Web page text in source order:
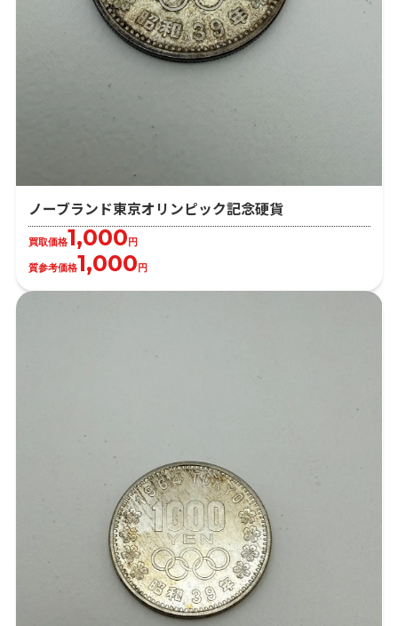
ノーブランド東京オリンピック記念硬貨
買取価格1,000 円
質参考価格1,000 円